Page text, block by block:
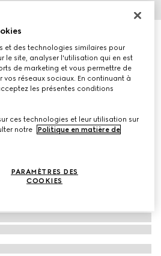
Marmont
et des technologies similaires pour
le site, analyser l'utilisation qui en est
de marketing et vous permettre de
vos réseaux sociaux. En continuant à
les présentes conditions
ces technologies et leur utilisation sur
notre
Politique en matière de
PARAMÈTRES DES
COOKIES